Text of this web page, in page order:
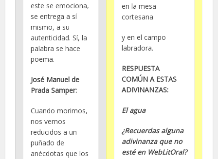
este se emociona,
se entrega a sí
mismo, a su
autenticidad. Sí, la
palabra se hace
poema.
José Manuel de
Prada Samper:
Cuando morimos,
nos vemos
reducidos a un
puñado de
anécdotas que los
en la mesa
cortesana
y en el campo
labradora.
RESPUESTA
COMÚN A ESTAS
ADIVINANZAS:
El agua
¿Recuerdas alguna
adivinanza que no
esté en WebLitOral?